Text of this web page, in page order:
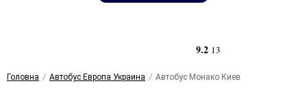
9.2 13
Головна Автобус Европа Украина Автобус Монако Киев